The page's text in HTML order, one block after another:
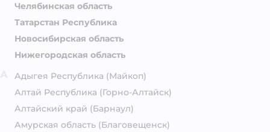
Челябинская область
Татарстан Республика
Новосибирская область
Нижегородская область
Адыгея Республика (Майкоп)
Алтай Республика (Горно-Алтайск)
Алтайский край (Барнаул)
Амурская область (Благовещенск)